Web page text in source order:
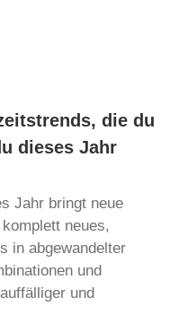
die du
dieses Jahr
Jahr bringt neue
neues,
in abgewandelter
und
und